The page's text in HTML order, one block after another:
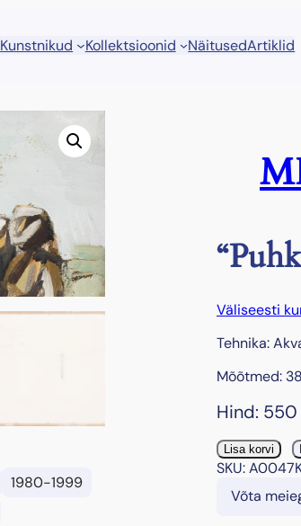
Kunstnikud Kollektsioonid NäitusedArtiklid
1980-1999
Väliseesti
Tehnika:
Mõõtmed:
Hind: 550
“
P
Lisa korvi
SKU:A0047
Võta